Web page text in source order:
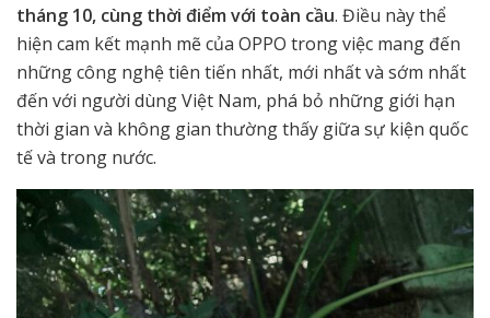
tháng 10, cùng thời điểm với toàn cầu. Điều này thể
hiện cam kết mạnh mẽ của OPPO trong việc mang đến
những công nghệ tiên tiến nhất, mới nhất và sớm nhất
đến với người dùng Việt Nam, phá bỏ những giới hạn
thời gian và không gian thường thấy giữa sự kiện quốc
tế và trong nước.